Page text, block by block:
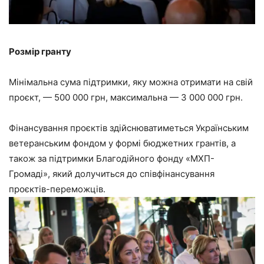
Розмір гранту
Мінімальна сума підтримки, яку можна отримати на свій
проєкт, — 500 000 грн, максимальна — 3 000 000 грн.
Фінансування проєктів здійснюватиметься Українським
ветеранським фондом у формі бюджетних грантів, а
також за підтримки Благодійного фонду «МХП-
Громаді», який долучиться до співфінансування
проєктів-переможців.